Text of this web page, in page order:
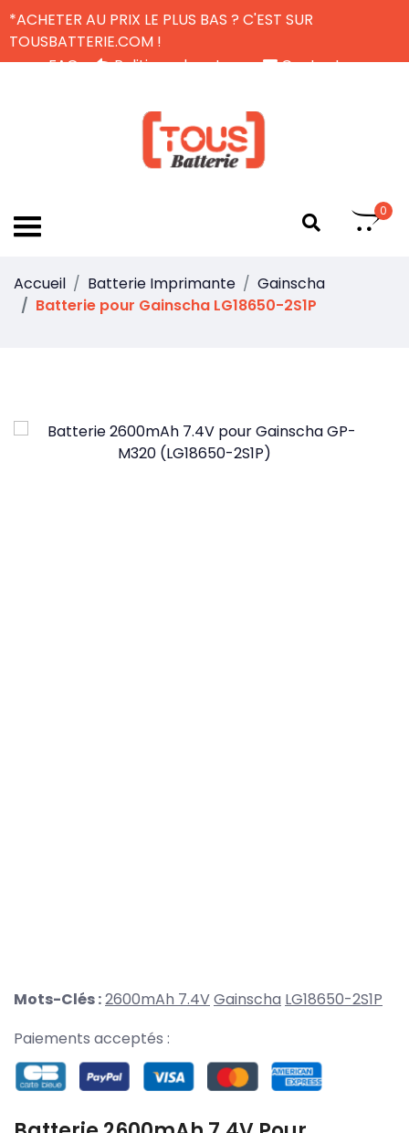
*ACHETER AU PRIX LE PLUS BAS ? C'EST SUR
TOUSBATTERIE.COM !
FAQ
Politique de retour
Contactez-nous
0
Accueil Batterie Imprimante
Gainscha
Batterie pour Gainscha LG18650-2S1P
Mots-Clés :2600mAh 7.4VGainscha LG18650-2S1P
Paiements acceptés :